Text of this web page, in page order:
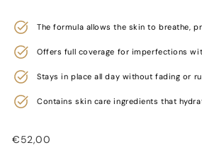
The formula allows the skin to breathe,
Offers full coverage for imperfections
Stays in place all day without fading or
Contains skin care ingredients that
Regular price
€52,00